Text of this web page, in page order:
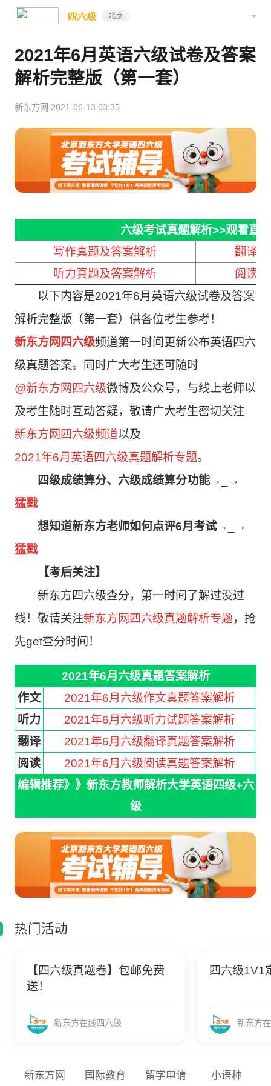
四六级 北京
2021年6月英语六级试卷及答案
解析完整版（第一套）
新东方网 2021-06-13 03:35
六级考试真题解析>>观看直播
写作真题及答案解析
翻译
听力真题及答案解析
阅读
以下内容是2021年6月英语六级试卷及答案
解析完整版（第一套）供各位考生参考！
新东方网四六级频道第一时间更新公布英语四六
级真题答案。
同时广大考生还可随时
@新东方网四六级微博及公众号，与线上老师以
及考生随时互动答疑，敬请广大考生密切关注
新东方网四六级频道以及
2021年6月英语四六级真题解析专题。
四级成绩算分、六级成绩算分功能→_→
猛戳
想知道新东方老师如何点评6月考试→_→
猛戳
【考后关注】
新东方四六级查分，第一时间了解过没过
线！敬请关注新东方网四六级真题解析专题，抢
先get查分时间！
2021年6月六级真题答案解析
作文
2021年6月六级作文真题答案解析
听力
2021年6月六级听力试题答案解析
翻译
2021年6月六级翻译真题答案解析
阅读
2021年6月六级阅读真题答案解析
编辑推荐》》新东方教师解析大学英语四级+六
级
热门活动
【四六级真题卷】包邮免费
送！
新东方在线四六级
四六级1V1
新东方
新东方网 国际教育 留学申请 小语种